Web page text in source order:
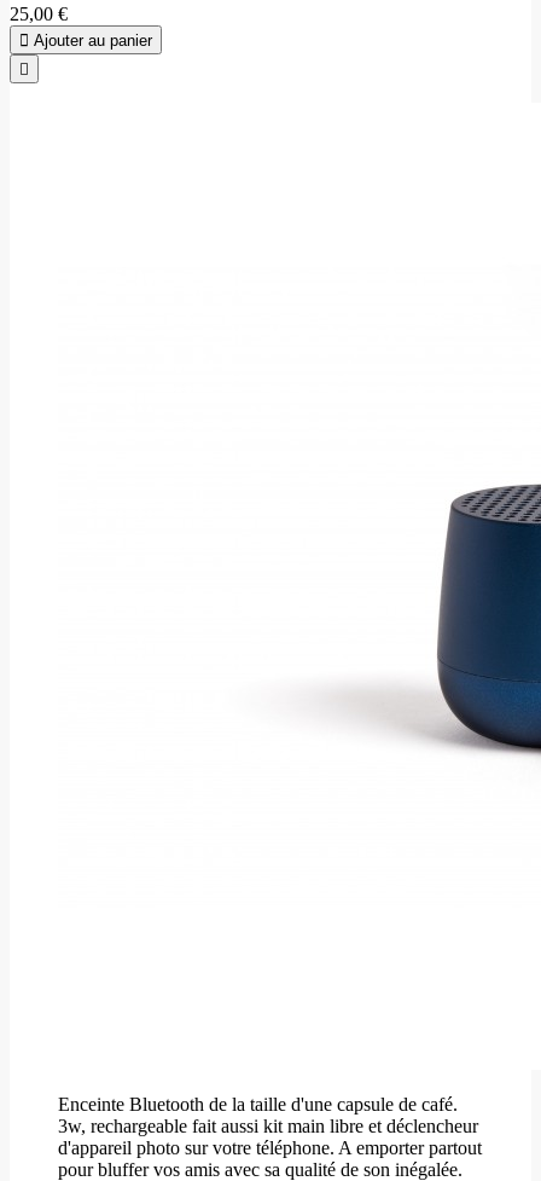
25,00 €
Ajouter au panier

Enceinte Bluetooth de la taille d'une capsule de café.
3w, rechargeable fait aussi kit main libre et déclencheur
d'appareil photo sur votre téléphone. A emporter partout
pour bluffer vos amis avec sa qualité de son inégalée.